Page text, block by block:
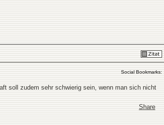
Social Bookmarks:
soll zudem sehr schwierig sein, wenn man sich nicht
Share